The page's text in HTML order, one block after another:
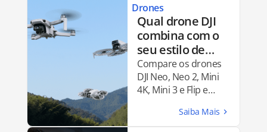
Drones
Qual drone DJI
combina com o
seu estilo de
voo? Descubra
qual é ideal para
você e comece a
criar (DJI Neo, DJI
Compare os drones
DJI Neo, Neo 2, Mini
4K, Mini 3 e Flip e
modelo é ideal para
seu estilo de voo e